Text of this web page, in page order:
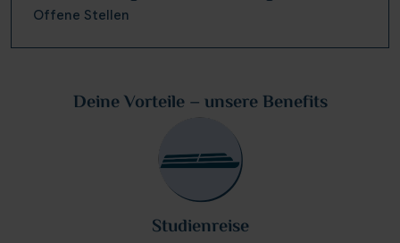
Offene Stellen
Deine Vorteile – unsere Benefits
Studienreise